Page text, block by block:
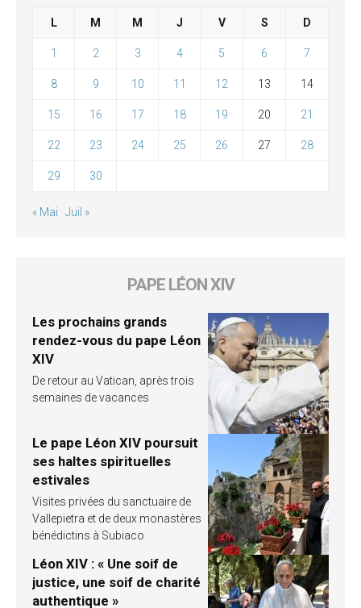
L M M J V S D
1 2 3 4 5 6 7
8 9 10 11 12 13 14
15 16 17 18 19 20 21
22 23 24 25 26 27 28
29 30
« Mai Juil »
PAPE LÉON XIV
Les prochains grands
rendez-vous du pape Léon
XIV
De retour au Vatican, après trois
semaines de vacances
Le pape Léon XIV poursuit
ses haltes spirituelles
estivales
Visites privées du sanctuaire de
Vallepietra et de deux monastères
bénédictins à Subiaco
Léon XIV : « Une soif de
justice, une soif de charité
authentique »